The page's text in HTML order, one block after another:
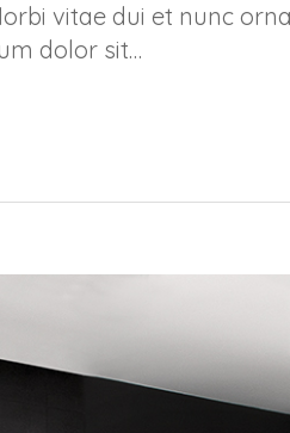
vitae dui et nunc
dolor sit…